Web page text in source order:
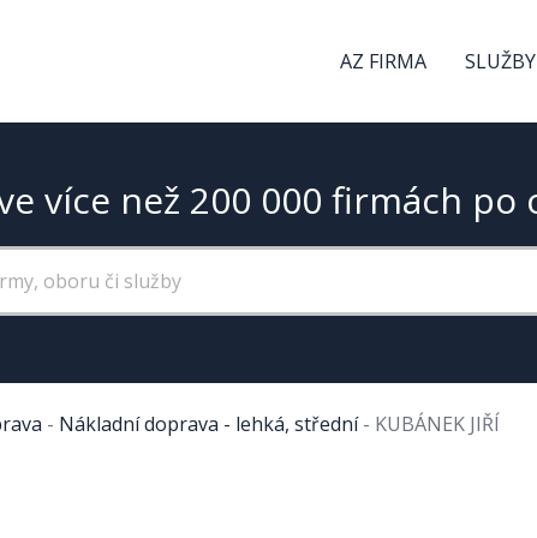
AZ FIRMA SLUŽBY
více než 200 000 firmách po
- Nákladní doprava - lehká, střední- KUBÁNEK JIŘÍ